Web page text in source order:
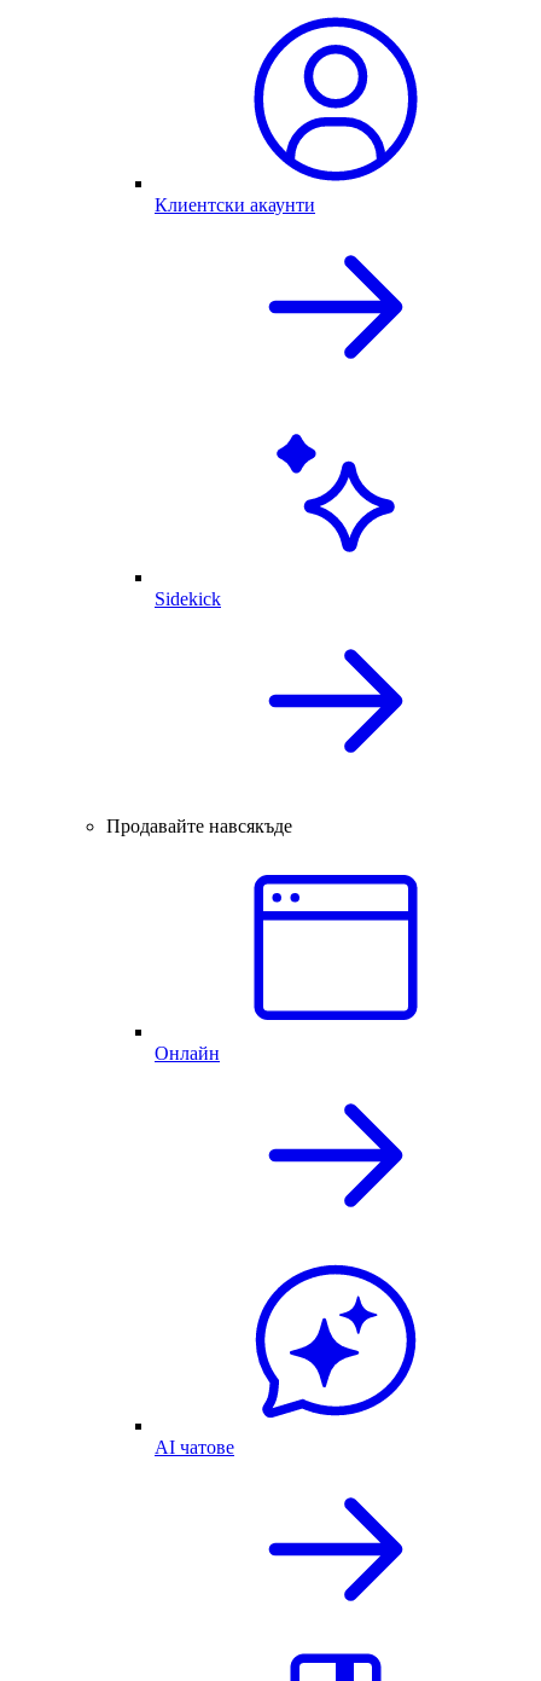
Клиентски акаунти
Sidekick
Продавайте навсякъде
Онлайн
AI чатове